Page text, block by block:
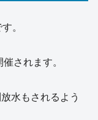
。
催されます。
水もされるよう